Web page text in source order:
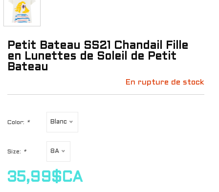
Petit Bateau SS21 Chandail Fille
en Lunettes de Soleil de Petit
Bateau
En rupture de stock
Color: * Blanc
Size: * 8A
35,99$CA